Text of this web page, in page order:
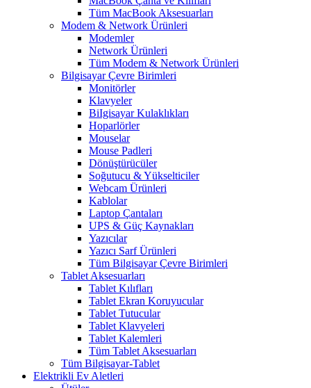
Tüm MacBook Aksesuarları
Modem & Network Ürünleri
Modemler
Network Ürünleri
Tüm Modem & Network Ürünleri
Bilgisayar Çevre Birimleri
Monitörler
Klavyeler
BiIgisayar Kulaklıkları
Hoparlörler
Mouselar
Mouse Padleri
Dönüştürücüler
Soğutucu & Yükselticiler
Webcam Ürünleri
Kablolar
Laptop Çantaları
UPS & Güç Kaynakları
Yazıcılar
Yazıcı Sarf Ürünleri
Tüm Bilgisayar Çevre Birimleri
Tablet Aksesuarları
Tablet Kılıfları
Tablet Ekran Koruyucular
Tablet Tutucular
Tablet Klavyeleri
Tablet Kalemleri
Tüm Tablet Aksesuarları
Tüm Bilgisayar-Tablet
Elektrikli Ev Aletleri